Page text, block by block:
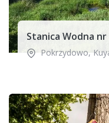
Stanica Wodna nr
Pokrzydowo,